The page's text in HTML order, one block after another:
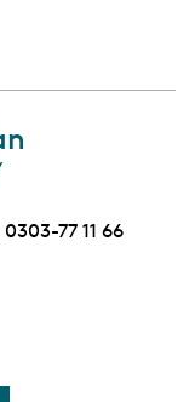
Telefon
0303-77 11 66